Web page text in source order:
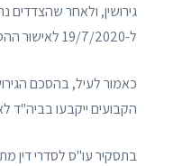
גירושין, ולאחר שהצדדים
ל-19/7/2020 לאישור ההסכם ולסידור הגט.
כאמור לעיל, בהסכם
הקבועים ייקבעו בביה"ד